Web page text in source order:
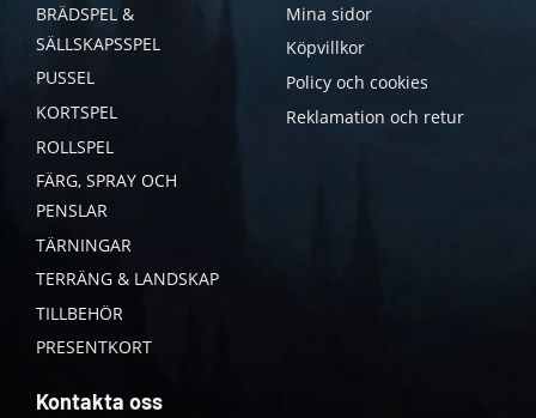
BRÄDSPEL &
SÄLLSKAPSSPEL
PUSSEL
KORTSPEL
ROLLSPEL
FÄRG, SPRAY OCH
PENSLAR
TÄRNINGAR
TERRÄNG & LANDSKAP
TILLBEHÖR
PRESENTKORT
Mina sidor
Köpvillkor
Policy och cookies
Reklamation och retur
Kontakta oss